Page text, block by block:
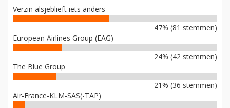
Verzin alsjeblieft iets anders
47% (81 stemmen)
European Airlines Group (EAG)
24% (42 stemmen)
The Blue Group
21% (36 stemmen)
Air-France-KLM-SAS(-TAP)